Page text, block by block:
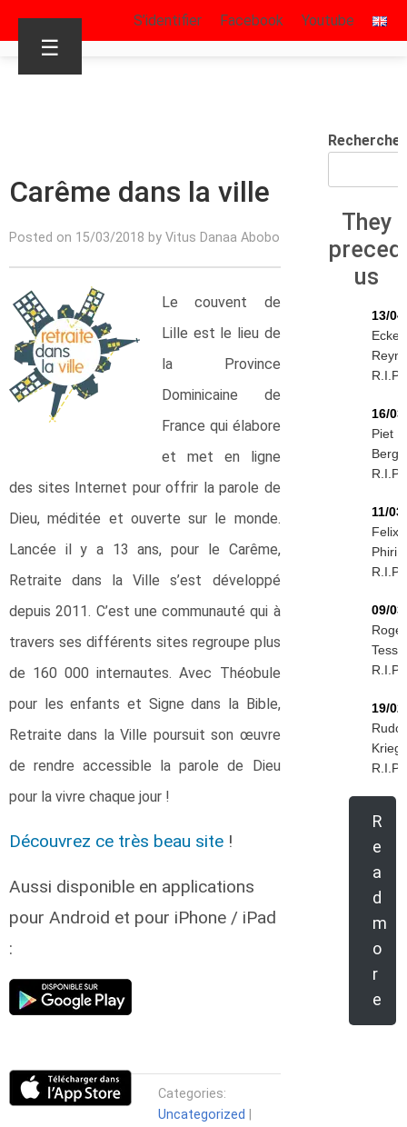
S’identifier Facebook Youtube
☰
Carême dans la ville
Posted on 15/03/2018 by Vitus Danaa Abobo
Le couvent de
Lille est le lieu de
la Province
Dominicaine de
France qui élabore
et met en ligne
des sites Internet pour offrir la parole de
Dieu, méditée et ouverte sur le monde.
Lancée il y a 13 ans, pour le Carême,
Retraite dans la Ville s’est développé
depuis 2011. C’est une communauté qui à
travers ses différents sites regroupe plus
de 160 000 internautes. Avec Théobule
pour les enfants et Signe dans la Bible,
Retraite dans la Ville poursuit son œuvre
de rendre accessible la parole de Dieu
pour la vivre chaque jour !
Découvrez ce très beau site !
Aussi disponible en applications
pour Android et pour iPhone / iPad
:
Categories:
Uncategorized
Rechercher
They
us
13/
R.I.P.
16/
Piet
R.I.P.
11/
Felix
Phiri
R.I.P.
09/
Roger
R.I.P.
19/
R.I.P.
R
e
a
d
m
o
r
e